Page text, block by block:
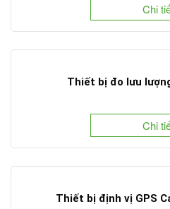
Chi
Thiết bị đo lưu
Chi
Thiết bị định vị GPS